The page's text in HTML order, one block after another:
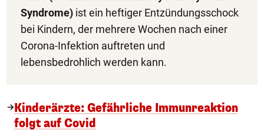
Syndrome) ist ein heftiger Entzündungsschock
bei Kindern, der mehrere Wochen nach einer
Corona-Infektion auftreten und
lebensbedrohlich werden kann.
Kinderärzte: Gefährliche Immunreaktion
folgt auf Covid